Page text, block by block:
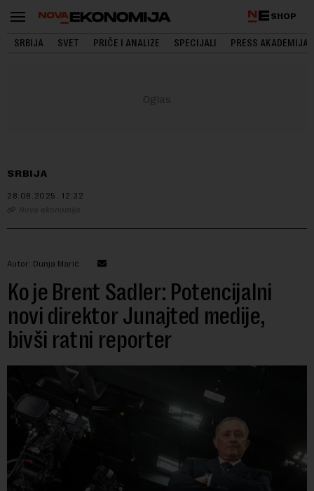
SHOP
SRBIJA SVET PRIČE I ANALIZE SPECIJALI PRESS AKADEMIJA
SRBIJA
28.08.2025. 12:32
Nova ekonomija
Autor: Dunja Marić
Ko je Brent Sadler: Potencijalni
novi direktor Junajted medije,
bivši ratni reporter